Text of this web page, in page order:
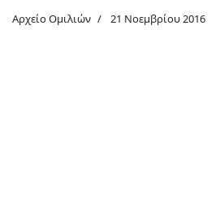
Αρχείο Ομιλιών 21 Νοεμβρίου 2016